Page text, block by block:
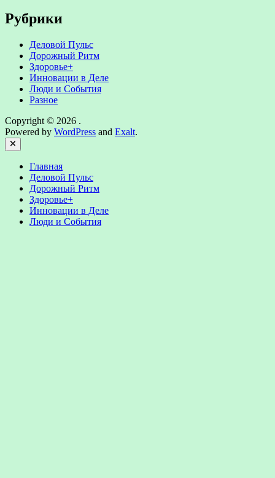
Рубрики
Деловой Пульс
Дорожный Ритм
Здоровье+
Инновации в Деле
Люди и События
Разное
Copyright © 2026 .
Powered by WordPress and Exalt.
Close
Главная
Деловой Пульс
Дорожный Ритм
Здоровье+
Инновации в Деле
Люди и События